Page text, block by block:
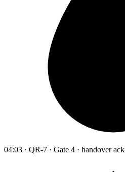
04:03 · QR-7 · Gate 4 · handover ack